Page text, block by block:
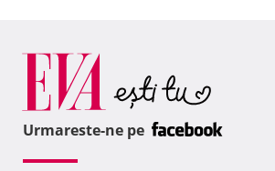
Urmareste-ne pe